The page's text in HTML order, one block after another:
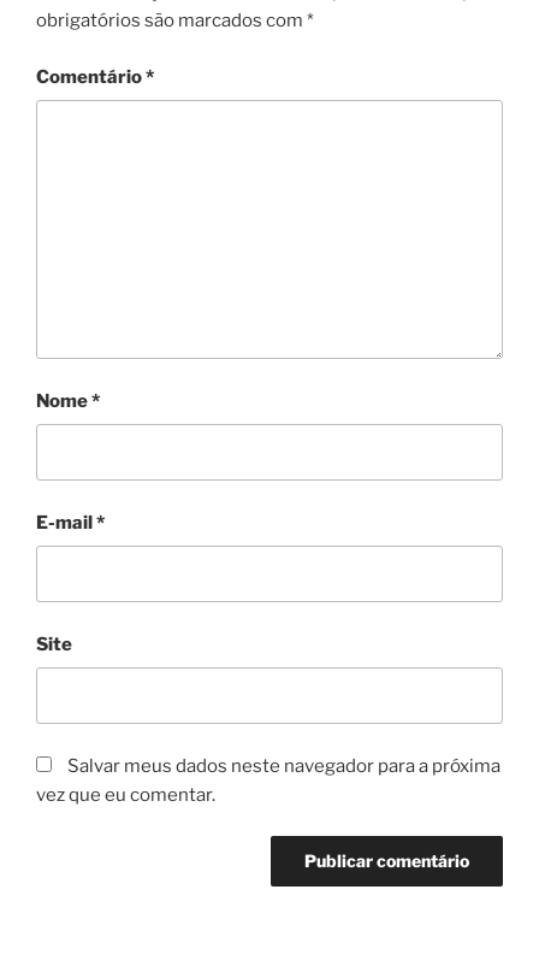
obrigatórios são marcados com *
Comentário*
Nome*
E-mail*
Site
Salvar meus dados neste navegador para a próxima
vez que eu comentar.